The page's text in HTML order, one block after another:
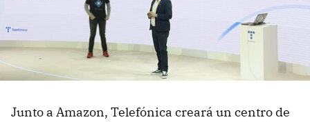
Junto a Amazon, Telefónica creará un centro de